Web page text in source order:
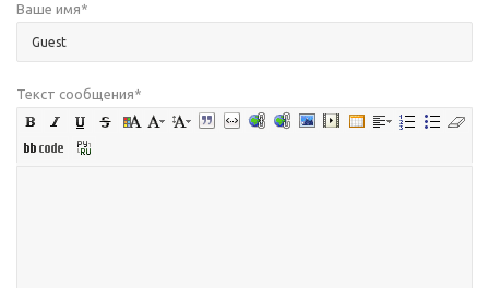
Ваше имя*
Текст сообщения*